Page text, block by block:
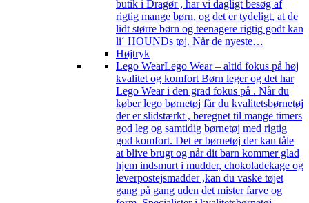
butik i Dragør , har vi dagligt besøg af
rigtig mange børn, og det er tydeligt, at de
lidt større børn og teenagere rigtig godt kan
li´ HOUNDs tøj. Når de nyeste…
Højtryk
Lego WearLego Wear – altid fokus på høj
kvalitet og komfort Børn leger og det har
Lego Wear i den grad fokus på . Når du
køber lego børnetøj får du kvalitetsbørnetøj
der er slidstærkt , beregnet til mange timers
god leg og samtidig børnetøj med rigtig
god komfort. Det er børnetøj der kan tåle
at blive brugt og når dit barn kommer glad
hjem indsmurt i mudder, chokoladekage og
leverpostejsmadder ,kan du vaske tøjet
gang på gang uden det mister farve og